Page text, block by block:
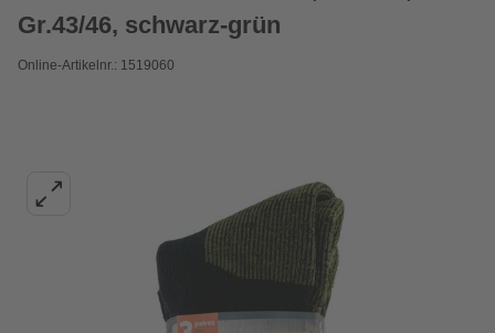
Gr.43/46, schwarz-grün
Online-Artikelnr.: 1519060